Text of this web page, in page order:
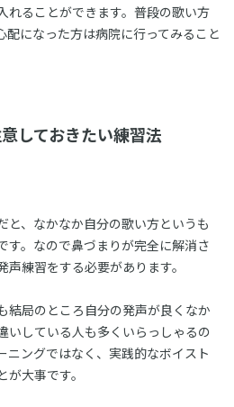
れることができます。普段の歌い方
配になった方は病院に行ってみること
しておきたい練習法
と、なかなか自分の歌い方というも
す。なので鼻づまりが完全に解消さ
練習をする必要があります。
結局のところ自分の発声が良くなか
いしている人も多くいらっしゃるの
ニングではなく、実践的なボイスト
大事です。